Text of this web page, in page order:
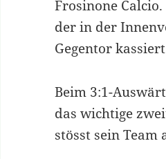
Frosinone
der in der
Gegentor
Beim 3:1-
das wichtige
stösst sein